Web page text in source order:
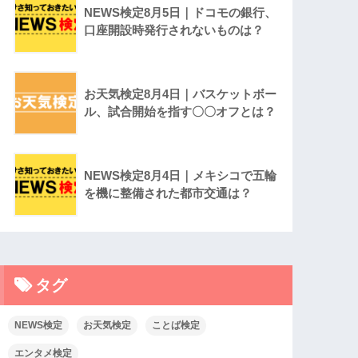
NEWS検定8月5日｜ドコモの銀行、
口座開設時発行されないものは？
お天気検定8月4日｜バスケットボー
ル、試合開始を指す〇〇オフとは？
NEWS検定8月4日｜メキシコで五輪
を機に整備された都市交通は？
タグ
NEWS検定 お天気検定 ことば検定
エンタメ検定